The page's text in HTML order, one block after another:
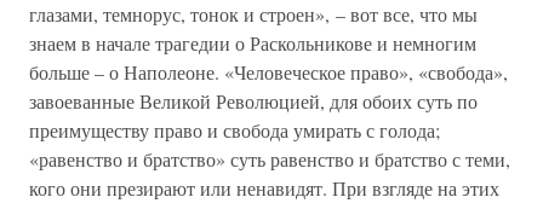
глазами, темнорус, тонок и строен», – вот все, что мы
знаем в начале трагедии о Раскольникове и немногим
больше – о Наполеоне. «Человеческое право», «свобода»,
завоеванные Великой Революцией, для обоих суть по
преимуществу право и свобода умирать с голода;
«равенство и братство» суть равенство и братство с теми,
кого они презирают или ненавидят. При взгляде на этих